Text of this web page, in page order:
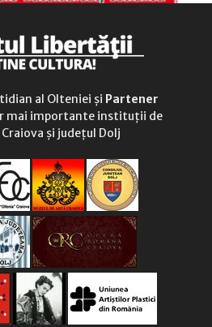
al Olteniei și Partener
mai importante instituții de
și județul Dolj